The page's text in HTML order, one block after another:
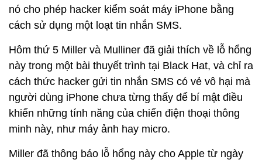
nó cho phép hacker kiểm soát máy iPhone bằng
cách sử dụng một loạt tin nhắn SMS.
Hôm thứ 5 Miller và Mulliner đã giải thích về lỗ hổng
này trong một bài thuyết trình tại Black Hat, và chỉ ra
cách thức hacker gửi tin nhắn SMS có vẻ vô hại mà
người dùng iPhone chưa từng thấy để bí mật điều
khiển những tính năng của chiến điện thoại thông
minh này, như máy ảnh hay micro.
Miller đã thông báo lỗ hổng này cho Apple từ ngày